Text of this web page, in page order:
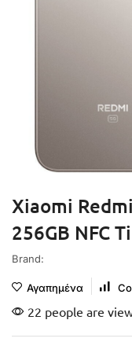
Xiaomi
256GB NFC
Brand:
Αγαπημένα
22 people are